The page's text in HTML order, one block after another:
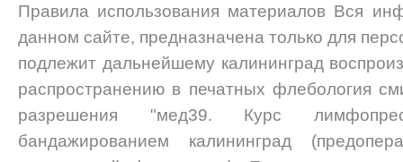
Правила использования материалов Вся
данном сайте, предназначена только для
подлежит дальнейшему калининград
распространению в печатных флебология
разрешения "мед39. Курс
бандажированием калининград